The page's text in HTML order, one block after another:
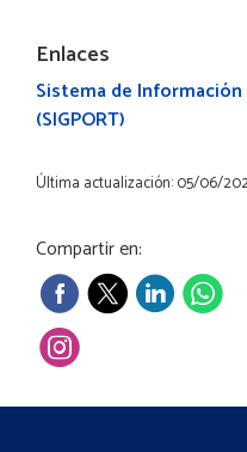
Enlaces
Sistema de Información
(SIGPORT)
Última actualización: 05/06/
Compartir en: